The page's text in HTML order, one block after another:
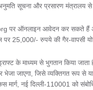
सूचना और प्रसारण मंत्रालय
पर ऑनलाइन आवेदन कर सकते
25,000/- रुपये की गैर-वापसी
के माध्यम से भुगतान किया जाता
जाएगा, जिसे व्यक्तिगत रूप से या
मार्ग, नई दिल्ली-110001 को